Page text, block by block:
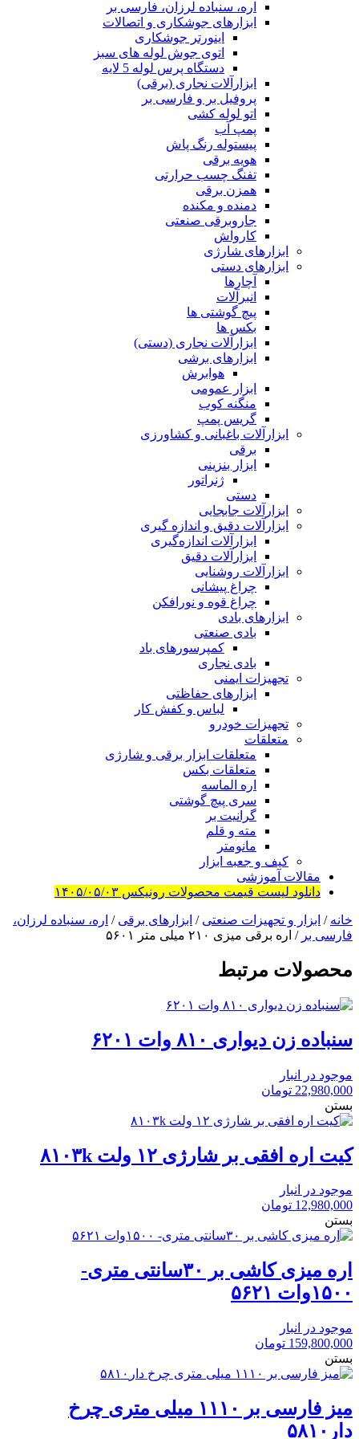
اره، سنباده لرزان، فارسی بر
ابزارهای جوشکاری و اتصالات
اینورتر جوشکاری
اتوی جوش لوله های سبز
دستگاه پرس لوله 5 لایه
ابزارآلات نجاری (برقی)
پروفیل بر و فارسی بر
اتو لوله کشی
پمپ آب
پیستوله رنگ پاش
هویه برقی
تفنگ چسب حرارتی
همزن برقی
دمنده و مکنده
جاروبرقی صنعتی
کارواش
ابزارهای شارژی
ابزارهای دستی
آچارها
انبرآلات
پیچ گوشتی ها
بکس ها
ابزارآلات نجاری (دستی)
ابزارهای برشی
هوابرش
ابزار عمومی
منگنه کوب
گریس پمپ
ابزارآلات باغبانی و کشاورزی
برقی
ابزار بنزینی
ژنراتور
دستی
ابزارآلات جابجایی
ابزارآلات دقیق و اندازه گیری
ابزارآلات اندازه‌گیری
ابزارآلات دقیق
ابزارآلات روشنایی
چراغ پیشانی
چراغ قوه و نورافکن
ابزارهای بادی
بادی صنعتی
کمپرسورهای باد
بادی نجاری
تجهیزات ایمنی
ابزارهای حفاظتی
لباس و کفش کار
تجهیزات خودرو
متعلقات
متعلقات ابزار برقی و شارژی
متعلقات بکس
اره الماسه
سری پیچ گوشتی
گرانیت بر
مته و قلم
مانومتر
کیف و جعبه ابزار
مقالات آموزشی
دانلود لیست قیمت محصولات رونیکس ۱۴۰۵/۰۵/۰۳
خانه / ابزار و تجهیزات صنعتی / ابزارهای برقی / اره، سنباده لرزان،
فارسی بر / اره برقی میزی ۲۱۰ میلی متر ۵۶۰۱
محصولات مرتبط
سنباده زن دیواری ۸۱۰ وات ۶۲۰۱
موجود در انبار
22,980,000 تومان
بستن
کیت اره افقی بر شارژی ۱۲ ولت ۸۱۰۳k
موجود در انبار
12,980,000 تومان
بستن
اره میزی کاشی بر ۳۰سانتی متری-
۱۵۰۰وات ۵۶۲۱
موجود در انبار
159,800,000 تومان
بستن
میز فارسی بر ۱۱۱۰ میلی متری چرخ
دار۵۸۱۰